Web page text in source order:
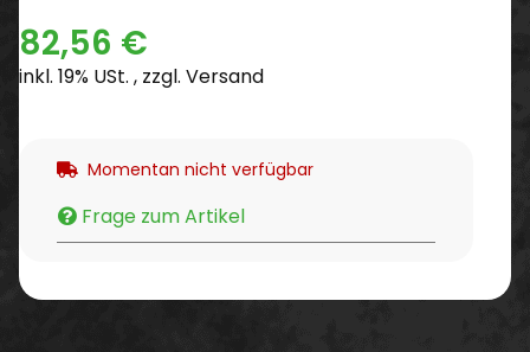
82,56 €
inkl. 19% USt. , zzgl. Versand
Momentan nicht verfügbar
Frage zum Artikel